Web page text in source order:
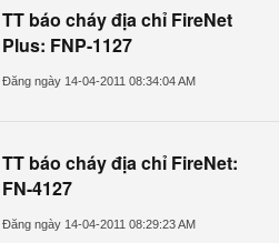
TT báo cháy địa chỉ FireNet
Plus: FNP-1127
Đăng ngày 14-04-2011 08:34:04 AM
TT báo cháy địa chỉ FireNet:
FN-4127
Đăng ngày 14-04-2011 08:29:23 AM